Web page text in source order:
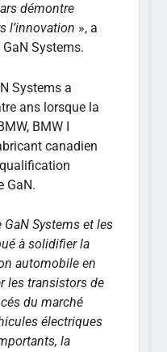
démontre
l’innovation », a
Systems.
Systems a
ans lorsque la
BMW I
canadien
GaN.
Systems et les
à solidifier la
automobile en
les transistors de
du marché
électriques
la